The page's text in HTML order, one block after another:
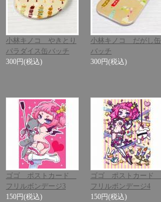
小林キノコ やきとり
パラダイス缶バッチ
300円(税込)
小林キノコ だがし缶
バッチ
300円(税込)
ゴゴ ポストカード
フリルボンデージ3
150円(税込)
ゴゴ ポストカード
フリルボンデージ4
150円(税込)